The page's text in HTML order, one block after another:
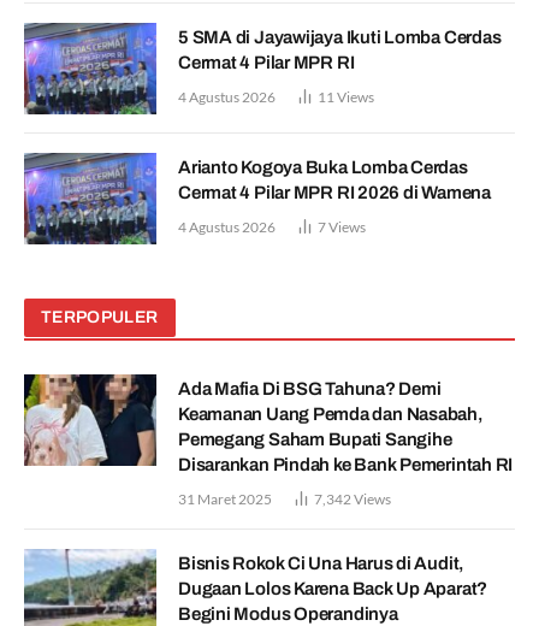
5 SMA di Jayawijaya Ikuti Lomba Cerdas
Cermat 4 Pilar MPR RI
4 Agustus 2026 11Views
Arianto Kogoya Buka Lomba Cerdas
Cermat 4 Pilar MPR RI 2026 di Wamena
4 Agustus 2026 7Views
TERPOPULER
Ada Mafia Di BSG Tahuna? Demi
Keamanan Uang Pemda dan Nasabah,
Pemegang Saham Bupati Sangihe
Disarankan Pindah ke Bank Pemerintah RI
31 Maret 2025 7,342Views
Bisnis Rokok Ci Una Harus di Audit,
Dugaan Lolos Karena Back Up Aparat?
Begini Modus Operandinya